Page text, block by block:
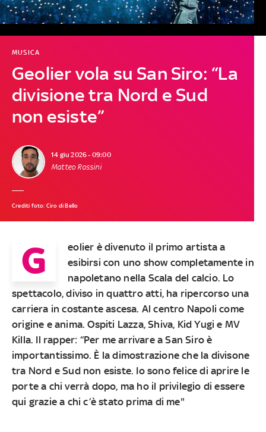
Geolier vola su San Siro: “La
divisione tra Nord e Sud
non esiste”
MUSICA
14 giu 2026 - 09:00
Matteo Rossini
Crediti foto: Ciro di Bello
G
eolier è divenuto il primo artista a
esibirsi con uno show completamente in
napoletano nella Scala del calcio. Lo
spettacolo, diviso in quattro atti, ha ripercorso una
carriera in costante ascesa. Al centro Napoli come
origine e anima. Ospiti Lazza, Shiva, Kid Yugi e MV
Killa. Il rapper: “Per me arrivare a San Siro è
importantissimo. È la dimostrazione che la divisone
tra Nord e Sud non esiste. Io sono felice di aprire le
porte a chi verrà dopo, ma ho il privilegio di essere
qui grazie a chi c’è stato prima di me"